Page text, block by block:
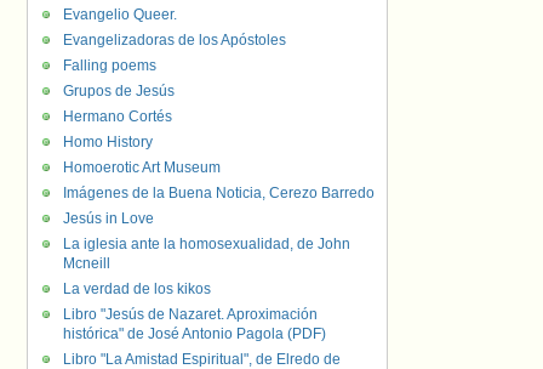
Evangelio Queer.
Evangelizadoras de los Apóstoles
Falling poems
Grupos de Jesús
Hermano Cortés
Homo History
Homoerotic Art Museum
Imágenes de la Buena Noticia, Cerezo Barredo
Jesús in Love
La iglesia ante la homosexualidad, de John
Mcneill
La verdad de los kikos
Libro "Jesús de Nazaret. Aproximación
histórica" de José Antonio Pagola (PDF)
Libro "La Amistad Espiritual", de Elredo de